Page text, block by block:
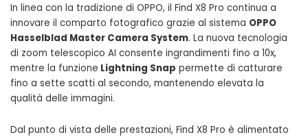
In linea con la tradizione di OPPO, il Find X8 Pro continua a
innovare il comparto fotografico grazie al sistema OPPO
Hasselblad Master Camera System. La nuova tecnologia
di zoom telescopico AI consente ingrandimenti fino a 10x,
mentre la funzione Lightning Snap permette di catturare
fino a sette scatti al secondo, mantenendo elevata la
qualità delle immagini.
Dal punto di vista delle prestazioni, Find X8 Pro è alimentato